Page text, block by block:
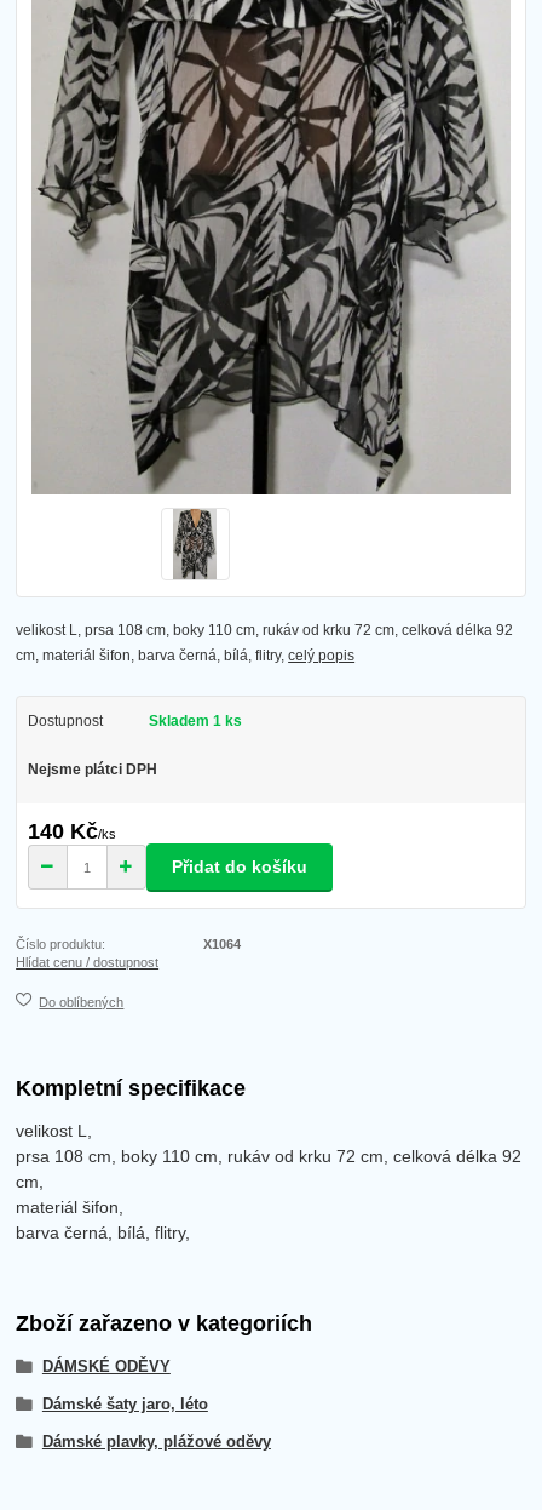
velikost L, prsa 108 cm, boky 110 cm, rukáv od krku 72 cm, celková délka 92
cm, materiál šifon, barva černá, bílá, flitry,celý popis
Dostupnost Skladem 1 ks
Nejsme plátci DPH
140 Kč/ks
Přidat do košíku
Číslo produktu:
X1064
Hlídat cenu / dostupnost
Do oblíbených
Kompletní specifikace
velikost L,
prsa 108 cm, boky 110 cm, rukáv od krku 72 cm, celková délka 92
cm,
materiál šifon,
barva černá, bílá, flitry,
Zboží zařazeno v kategoriích
DÁMSKÉ ODĚVY
Dámské šaty jaro, léto
Dámské plavky, plážové oděvy